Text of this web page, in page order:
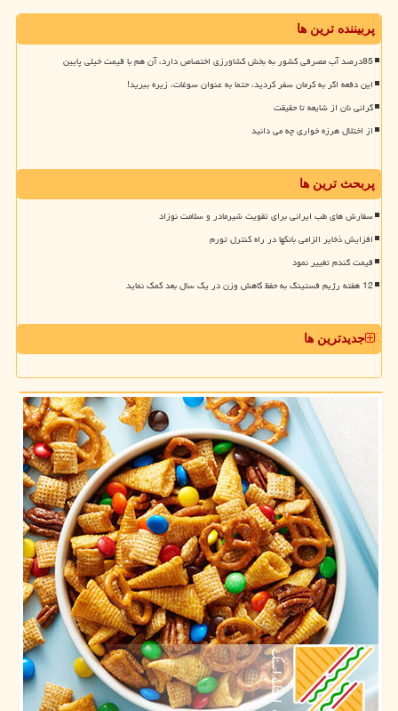
پربیننده ترین ها
85درصد آب مصرفی کشور به بخش کشاورزی اختصاص دارد، آن هم با قیمت خیلی پایین
این دفعه اگر به کرمان سفر کردید، حتما به عنوان سوغات، زیره ببرید!
گرانی نان از شایعه تا حقیقت
از اختلال هرزه خواری چه می دانید
پربحث ترین ها
سفارش های طب ایرانی برای تقویت شیرمادر و سلامت نوزاد
افزایش ذخایر الزامی بانکها در راه کنترل تورم
قیمت گندم تغییر نمود
12 هفته رژیم فستینگ به حفظ کاهش وزن در یک سال بعد کمک نماید
جدیدترین ها